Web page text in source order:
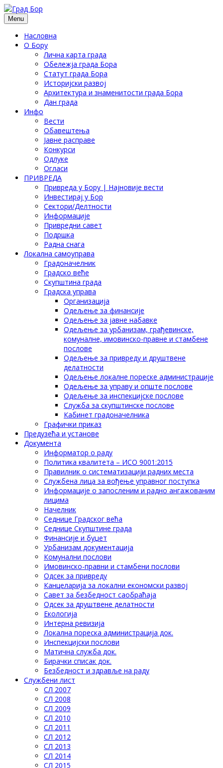
Menu
Насловна
О Бору
Лична карта града
Обележја града Бора
Статут града Бора
Историјски развој
Архитектура и знаменитости града Бора
Дан града
Инфо
Вести
Обавештења
Јавне расправе
Конкурси
Одлуке
Огласи
ПРИВРЕДА
Привреда у Бору | Најновије вести
Инвестирај у Бор
Сектори/Делтности
Информације
Привредни савет
Подршка
Радна снага
Локална самоуправа
Градоначелник
Градско веће
Скупштина града
Градска управа
Организација
Одељење за финансије
Одељење за јавне набавке
Одељење за урбанизам, грађевинске,
комуналне, имовинско-правне и стамбене
послове
Одељење за привреду и друштвене
делатности
Одељење локалне пореске администрације
Одељење за управу и опште послове
Одељење за инспекцијске послове
Служба за скупштинске послове
Кабинет градоначелника
Графички приказ
Предузећа и установе
Документа
Информатор о раду
Политика квалитета – ИСО 9001:2015
Правилник о систематизацији радних места
Службена лица за вођење управног поступка
Информације о запосленим и радно ангажованим
лицима
Начелник
Седнице Градског већа
Седнице Скупштине града
Финансије и буџет
Урбанизам документација
Комунални послови
Имовинско-правни и стамбени послови
Одсек за привреду
Канцеларија за локални економски развој
Савет за безбедност саобраћаја
Одсек за друштвене делатности
Eкологија
Интерна ревизија
Локална пореска администрација док.
Инспекцијски послови
Матична служба док.
Бирачки списак док.
Безбедност и здравље на раду
Службени лист
СЛ 2007
СЛ 2008
СЛ 2009
СЛ 2010
СЛ 2011
СЛ 2012
СЛ 2013
СЛ 2014
СЛ 2015